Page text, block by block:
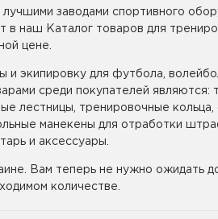
лучшими заводами спортивного
в наш Каталог товаров для
цене.
экипировку для футбола,
среди покупателей являются:
лестницы, тренировочные кольца,
манекены для отработки
и аксессуары.
Вам теперь не нужно ожидать
количестве.